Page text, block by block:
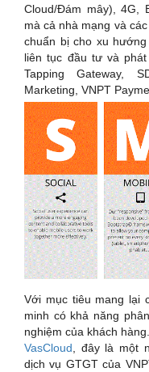
Cloud/Đám mây), 4G,
mà cả nhà mạng và
chuẩn bị cho xu hướng
liên tục đầu tư và
Tapping Gateway,
Marketing, VNPT
Với mục tiêu mang lại
minh có khả năng
nghiệm của khách
VasCloud, đây là một
dịch vụ GTGT của